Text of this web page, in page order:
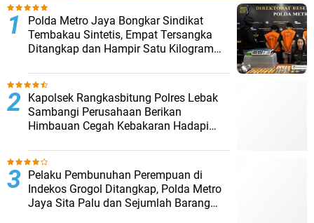
‎Polda Metro Jaya Bongkar Sindikat
Tembakau Sintetis, Empat Tersangka
Ditangkap dan Hampir Satu Kilogram
Kapolsek Rangkasbitung Polres Lebak
Sambangi Perusahaan Berikan
Himbauan Cegah Kebakaran Hadapi
Pelaku Pembunuhan Perempuan di
Indekos Grogol Ditangkap, Polda Metro
Jaya Sita Palu dan Sejumlah Barang